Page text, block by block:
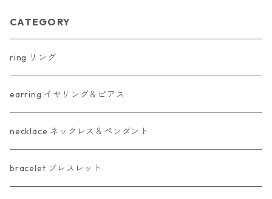
CATEGORY
ring リング
earring イヤリング＆ピアス
necklace ネックレス＆ペンダント
bracelet ブレスレット